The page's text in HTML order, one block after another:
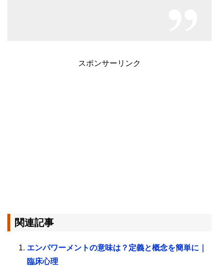
スポンサーリンク
関連記事
エンパワーメントの意味は？定義と概念を簡単に｜
臨床心理